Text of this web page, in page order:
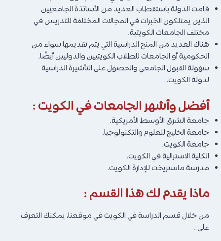
قامت الدولة باستقطاب العديد من الأساتذة الجامعيين
الذين يمتلكون الخبرات في المجالات المختلفة للتدريس في
مختلف الجامعات الكويتية.
هناك العديد من المنح الدراسية التي يتم تقديمها سواء من
الحكومية أو الجامعات للطلاب الكويتيين والدوليين أيضًا.
سهولة القبول الجامعي والحصول على التأشيرة الدراسية
لدولة الكويت.
أفضل وأشهر الجامعات في الكويت :
جامعة الشرق الأوسط الأمريكية.
جامعة الخليج للعلوم والتكنولوجيا.
جامعة الكويت.
الكلية الاسترالية في الكويت.
مدرسة ماستريخت للإدارة الكويت.
ماذا يقدم لك هذا القسم :
من خلال قسم الدراسة في الكويت في موقعنا، يمكنك التعرف
على :